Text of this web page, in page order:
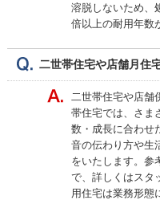
溶脱しないため、
倍以上の耐用年数
二世帯住宅や店舗月住
二世帯住宅や店舗
帯住宅では、さま
数・成長に合わせ
音の伝わり方や生
をいたします。参
で、詳しくはスタ
用住宅は業務形態